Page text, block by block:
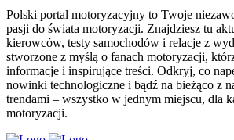
Polski portal motoryzacyjny to Twoje
pasji do świata motoryzacji. Znajdziesz tu
kierowców, testy samochodów i relacje z
stworzone z myślą o fanach motoryzacji,
informacje i inspirujące treści. Odkryj, co
nowinki technologiczne i bądź na bieżąco z
trendami – wszystko w jednym miejscu, dla
motoryzacji.